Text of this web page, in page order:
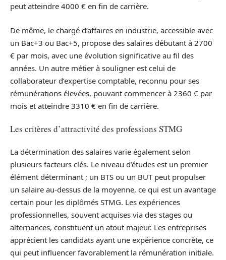
peut atteindre 4000 € en fin de carrière.
De même, le chargé d’affaires en industrie, accessible avec
un Bac+3 ou Bac+5, propose des salaires débutant à 2700
€ par mois, avec une évolution significative au fil des
années. Un autre métier à souligner est celui de
collaborateur d’expertise comptable, reconnu pour ses
rémunérations élevées, pouvant commencer à 2360 € par
mois et atteindre 3310 € en fin de carrière.
Les critères d’attractivité des professions STMG
La détermination des salaires varie également selon
plusieurs facteurs clés. Le niveau d’études est un premier
élément déterminant ; un BTS ou un BUT peut propulser
un salaire au-dessus de la moyenne, ce qui est un avantage
certain pour les diplômés STMG. Les expériences
professionnelles, souvent acquises via des stages ou
alternances, constituent un atout majeur. Les entreprises
apprécient les candidats ayant une expérience concrète, ce
qui peut influencer favorablement la rémunération initiale.